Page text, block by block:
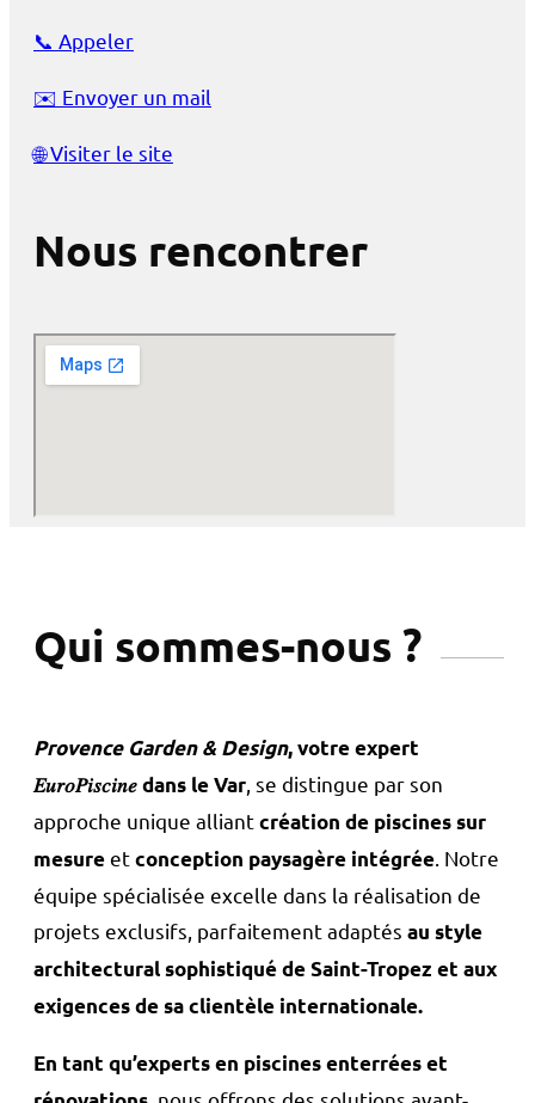
📞 Appeler
✉️ Envoyer un mail
🌐Visiter le site
Nous rencontrer
Qui sommes-nous ?
Provence Garden & Design, votre expert
𝐸𝑢𝑟𝑜𝑃𝑖𝑠𝑐𝑖𝑛𝑒 dans le Var , se distingue par son
approche unique alliantcréation de piscines sur
mesureetconception paysagère intégrée . Notre
équipe spécialisée excelle dans la réalisation de
projets exclusifs, parfaitement adaptés au style
architectural sophistiqué de Saint-Tropez et aux
exigences de sa clientèle internationale.
En tant qu’experts en piscines enterrées et